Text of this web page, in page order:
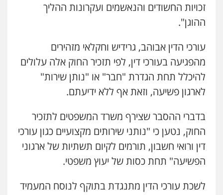
זכויות החשודים והנאשמים ועקרונות ההליך
ההוגן".
עורכי הדין אבוהב, גרידיש וחקלאי מזהירים
מהפגיעה בעורכי דין, לפי תזכיר החוק אלה עלולים
להיכלל תחת הגדרת "חבר" או "נותן שירות"
לארגון פשיעה, וזאת אף ללא ידיעתם.
בדברי ההסבר שצירף משרד המשפטים לתזכיר
החוק, נטען כי "נותני שירותים מקצועיים כגון עורכי
דין ורואי חשבון, תורמים לקיום תשתיות של ארגוני
הפשיעה" תחת כסות של יעוץ משפטי.
לשכת עורכי הדין מתנגדת בתוקף לנוסח המעמיד